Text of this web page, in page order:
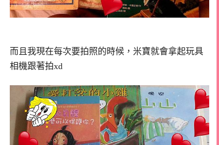
而且我現在每次要拍照的時候，米寶就會拿起玩具
相機跟著拍xd